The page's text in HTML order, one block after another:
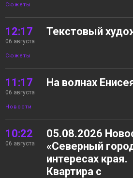
Сюжеты
12:17
06 августа
Сюжеты
Текстовый
11:17
06 августа
Новости
На волнах
10:22
06 августа
05.08.2026
«Северный
интересах края.
Квартира с